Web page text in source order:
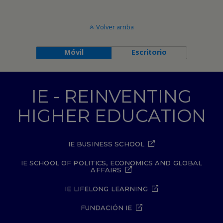
Volver arriba
Móvil Escritorio
IE - REINVENTING
HIGHER EDUCATION
IE BUSINESS SCHOOL
IE SCHOOL OF POLITICS, ECONOMICS AND GLOBAL
AFFAIRS
IE LIFELONG LEARNING
FUNDACIÓN IE